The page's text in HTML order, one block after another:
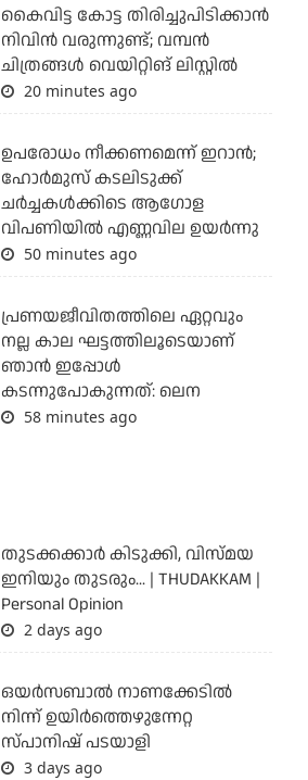
കൈവിട്ട കോട്ട തിരിച്ചുപിടിക്കാന്‍
നിവിന്‍ വരുന്നുണ്ട്; വമ്പന്‍
ചിത്രങ്ങള്‍ വെയിറ്റിങ് ലിസ്റ്റില്‍
20 minutes ago
ഉപരോധം നീക്കണമെന്ന് ഇറാന്‍;
ഹോര്‍മുസ് കടലിടുക്ക്
ചര്‍ച്ചകള്‍ക്കിടെ ആഗോള
വിപണിയില്‍ എണ്ണവില ഉയര്‍ന്നു
50 minutes ago
പ്രണയജീവിതത്തിലെ ഏറ്റവും
നല്ല കാല ഘട്ടത്തിലൂടെയാണ്
ഞാൻ ഇപ്പോൾ
കടന്നുപോകുന്നത്: ലെന
58 minutes ago
തുടക്കക്കാര്‍ കിടുക്കി, വിസ്മയ
ഇനിയും തുടരും... | THUDAKKAM |
Personal Opinion
2 days ago
ഒയര്‍സബാൽ നാണക്കേടിൽ
നിന്ന് ഉയിർത്തെഴുന്നേറ്റ
സ്പാനിഷ് പടയാളി
3 days ago